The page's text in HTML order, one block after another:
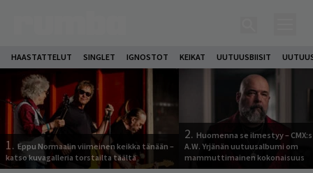
HAASTATTELUT SINGLET IGNOSTOT KEIKAT UUTUUSBIISIT
1. Eppu Normaalin viimeinen keikka tänään –
katso kuvagalleria torstailta täältä
2. Huomenna se ilmestyy –
A.W. Yrjänän uutuusalbumi om
mammuttimainen kokonaisuus